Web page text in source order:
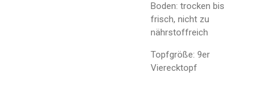
Boden: trocken bis
frisch, nicht zu
nährstoffreich
Topfgröße: 9er
Vierecktopf